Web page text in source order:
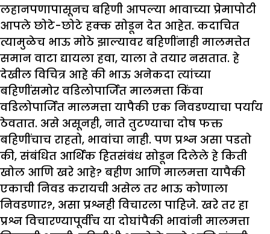
लहानपणापासूनच बहिणी आपल्या भावाच्या प्रेमापोटी
आपले छोटे-छोटे हक्क सोडून देत आहेत. कदाचित
त्यामुळेच भाऊ मोठे झाल्यावर बहिणींनाही मालमत्तेत
समान वाटा द्यायला हवा, याला ते तयार नसतात. हे
देखील विचित्र आहे की भाऊ अनेकदा त्यांच्या
बहिणींसमोर वडिलोपार्जित मालमत्ता किंवा
वडिलोपार्जित मालमत्ता यापैकी एक निवडण्याचा पर्याय
ठेवतात. असे असूनही, नाते तुटण्याचा दोष फक्त
बहिणींचाच राहतो, भावांचा नाही. पण प्रश्न असा पडतो
की, संबंधित आर्थिक हितसंबंध सोडून दिलेले हे किती
खोल आणि खरे आहे? बहीण आणि मालमत्ता यापैकी
एकाची निवड करायची असेल तर भाऊ कोणाला
निवडणार?, असा प्रश्नही विचारला पाहिजे. खरे तर हा
प्रश्न विचारण्यापूर्वीच या दोघांपैकी भावांनी मालमत्ता